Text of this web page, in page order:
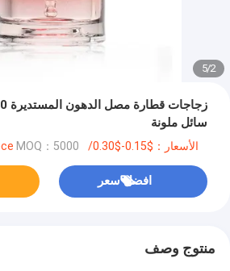
2
/
5
سائل ملونة
الأسعار：$0.15-$0.30/piece MOQ：5000 قطعة
افضل سعر
منتوج وصف